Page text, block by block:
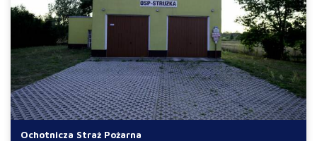
Ochotnicza Straż Pożarna